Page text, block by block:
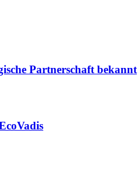
Partnerschaft bekannt